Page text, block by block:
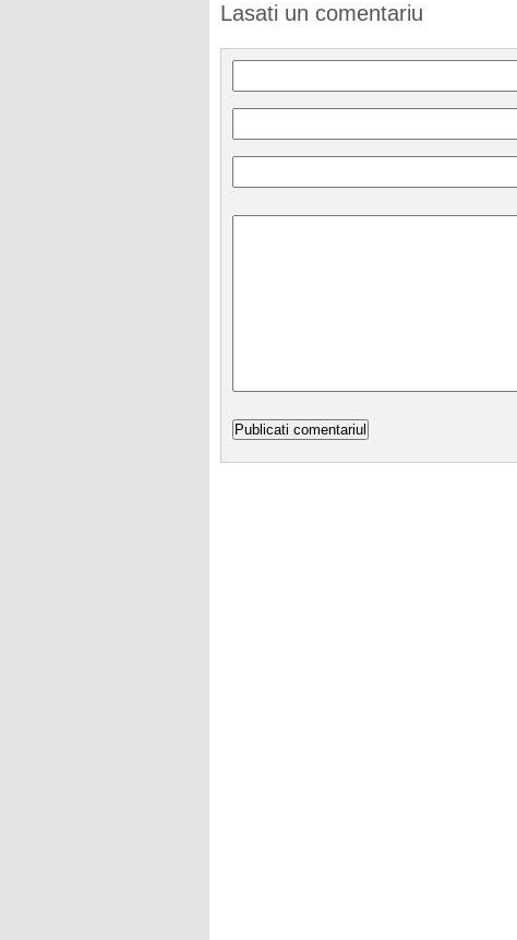
Lasati un comentariu